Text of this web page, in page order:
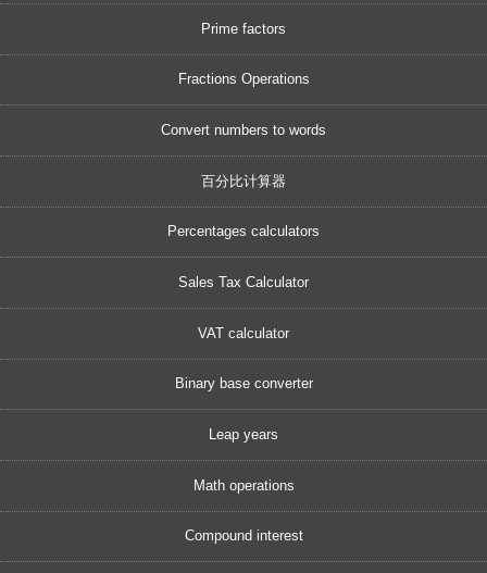
Prime factors
Fractions Operations
Convert numbers to words
百分比计算器
Percentages calculators
Sales Tax Calculator
VAT calculator
Binary base converter
Leap years
Math operations
Compound interest